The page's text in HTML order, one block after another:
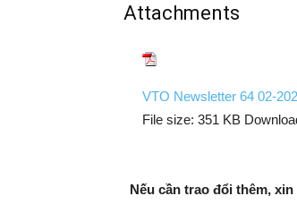
Attachments
VTO Newsletter 64 02-
File size: 351 KB
Nếu cần trao đổi thêm,